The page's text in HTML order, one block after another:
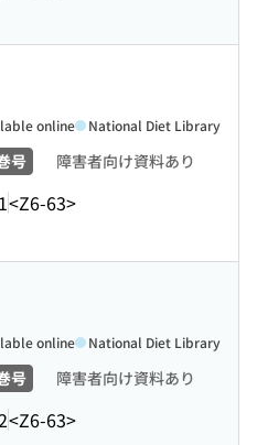
号 障害者向け資料あり
<Z6-63>
online National Diet Library
号 障害者向け資料あり
<Z6-63>
online National Diet Library